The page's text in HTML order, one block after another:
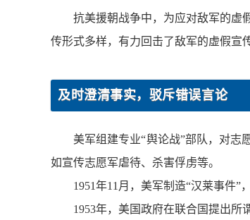
抗美援朝战争中，为应对敌军的虚
传形式多样，有力回击了敌军的虚假宣
及时澄清事实，驳斥错误言论
美军组建专业“舆论战”部队，对志
如宣传志愿军虐待、杀害俘虏等。
1951年11月，美军制造“汉莱事件
1953年，美国政府在联合国提出